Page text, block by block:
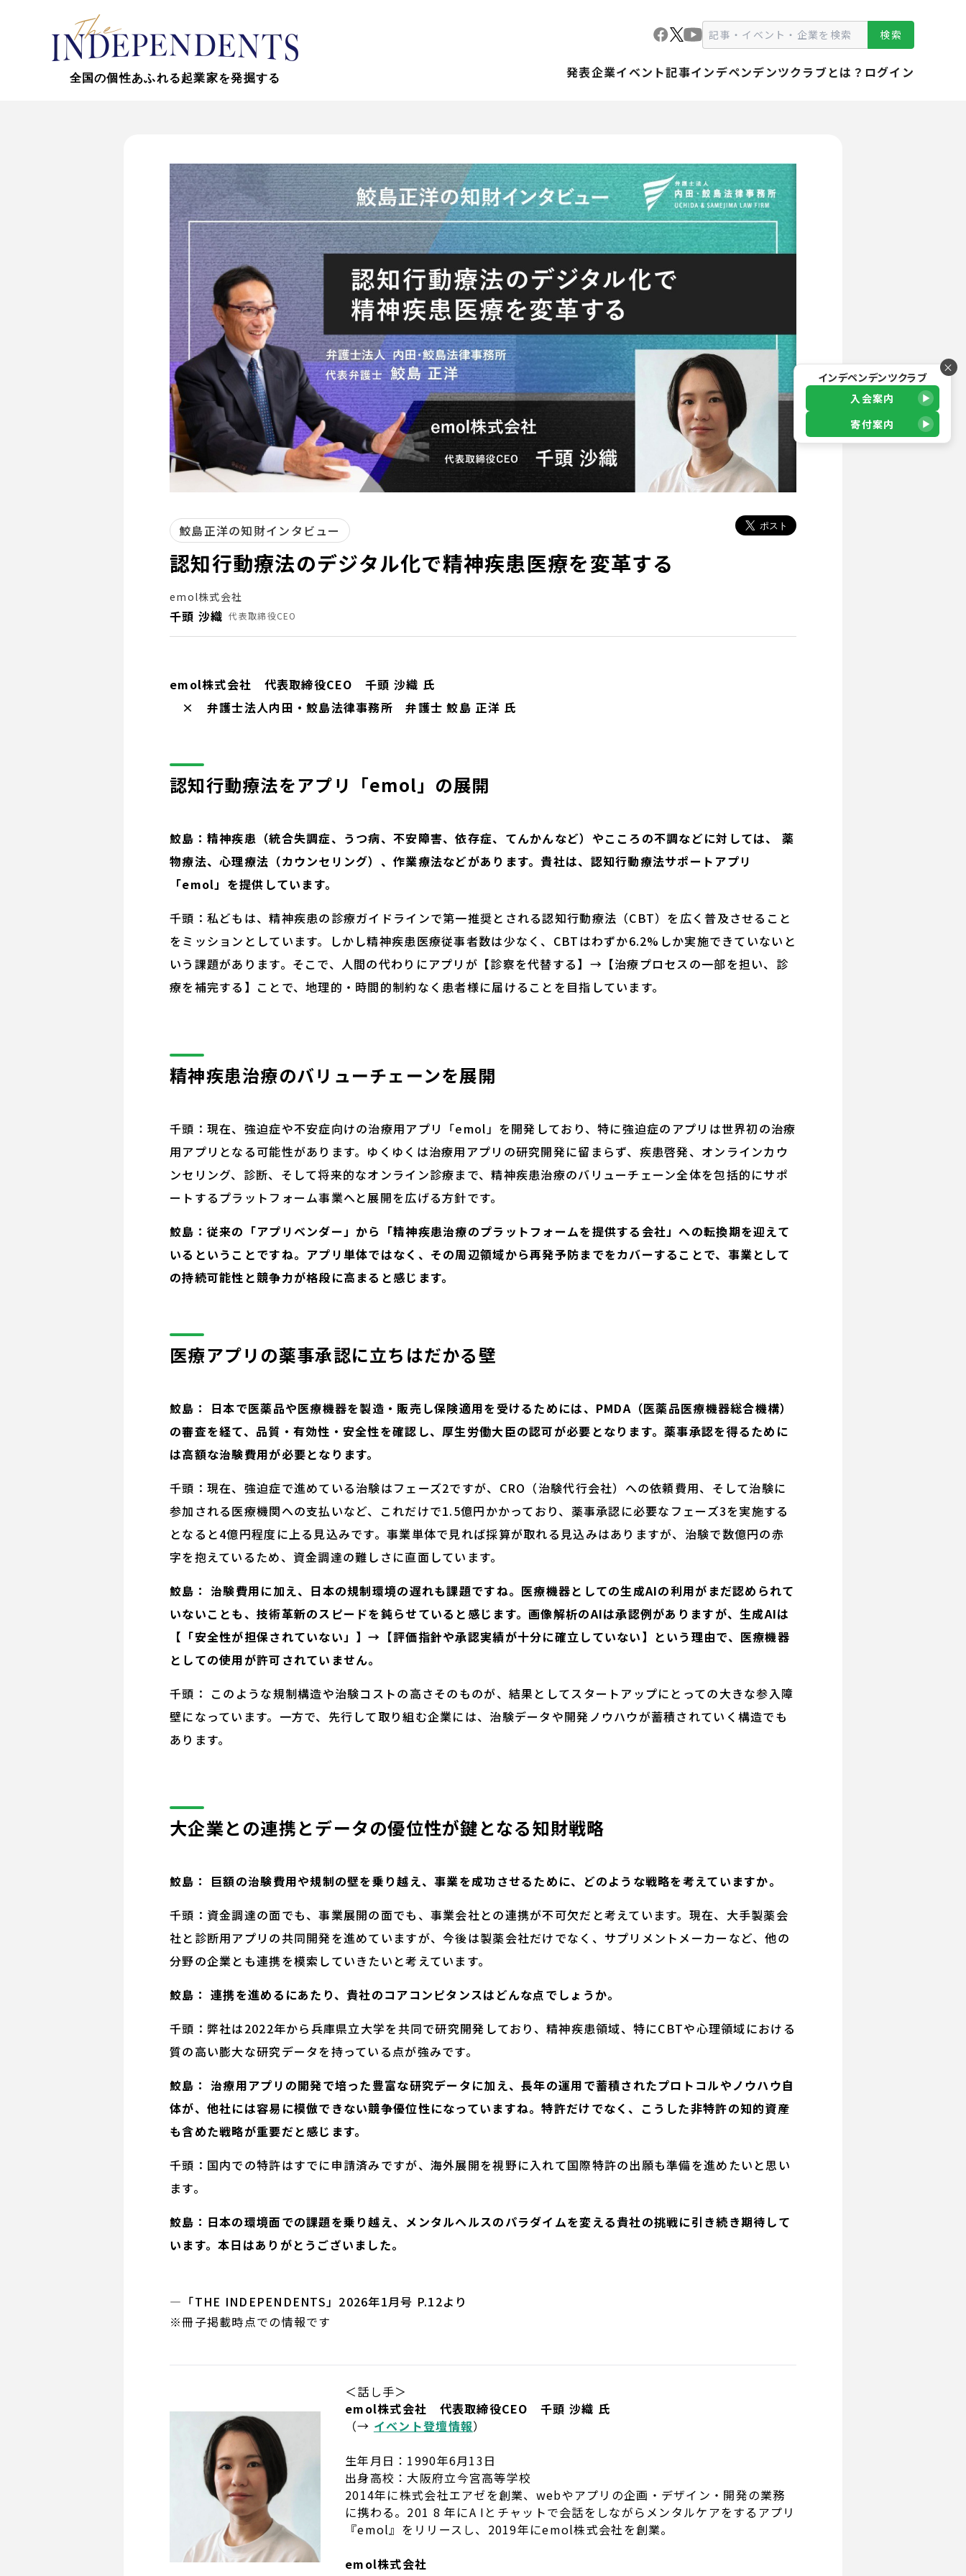
全国の個性あふれる起業家を発掘する
検索
発表企業イベント記事インデペンデンツクラブとは？ ログイン
鮫島正洋の知財インタビュー
認知行動療法のデジタル化で精神疾患医療を変革する
emol株式会社
千頭 沙織 代表取締役CEO
emol株式会社 代表取締役CEO 千頭 沙織 氏
× 弁護士法人内田・鮫島法律事務所 弁護士 鮫島 正洋 氏
認知行動療法をアプリ「emol」の展開
鮫島：精神疾患（統合失調症、うつ病、不安障害、依存症、てんかんなど）やこころの不調などに対しては、 薬
物療法、心理療法（カウンセリング）、作業療法などがあります。貴社は、認知行動療法サポートアプリ
「emol」を提供しています。
千頭：私どもは、精神疾患の診療ガイドラインで第一推奨とされる認知行動療法（CBT）を広く普及させること
をミッションとしています。しかし精神疾患医療従事者数は少なく、CBTはわずか6.2%しか実施できていないと
いう課題があります。そこで、人間の代わりにアプリが【診察を代替する】→【治療プロセスの一部を担い、診
療を補完する】ことで、地理的・時間的制約なく患者様に届けることを目指しています。
精神疾患治療のバリューチェーンを展開
千頭：現在、強迫症や不安症向けの治療用アプリ「emol」を開発しており、特に強迫症のアプリは世界初の治療
用アプリとなる可能性があります。ゆくゆくは治療用アプリの研究開発に留まらず、疾患啓発、オンラインカウ
ンセリング、診断、そして将来的なオンライン診療まで、精神疾患治療のバリューチェーン全体を包括的にサポ
ートするプラットフォーム事業へと展開を広げる方針です。
鮫島：従来の「アプリベンダー」から「精神疾患治療のプラットフォームを提供する会社」への転換期を迎えて
いるということですね。アプリ単体ではなく、その周辺領域から再発予防までをカバーすることで、事業として
の持続可能性と競争力が格段に高まると感じます。
医療アプリの薬事承認に立ちはだかる壁
鮫島： 日本で医薬品や医療機器を製造・販売し保険適用を受けるためには、PMDA（医薬品医療機器総合機構）
の審査を経て、品質・有効性・安全性を確認し、厚生労働大臣の認可が必要となります。薬事承認を得るために
は高額な治験費用が必要となります。
千頭：現在、強迫症で進めている治験はフェーズ2ですが、CRO（治験代行会社）への依頼費用、そして治験に
参加される医療機関への支払いなど、これだけで1.5億円かかっており、薬事承認に必要なフェーズ3を実施する
となると4億円程度に上る見込みです。事業単体で見れば採算が取れる見込みはありますが、治験で数億円の赤
字を抱えているため、資金調達の難しさに直面しています。
鮫島： 治験費用に加え、日本の規制環境の遅れも課題ですね。医療機器としての生成AIの利用がまだ認められて
いないことも、技術革新のスピードを鈍らせていると感じます。画像解析のAIは承認例がありますが、生成AIは
【「安全性が担保されていない」】→【評価指針や承認実績が十分に確立していない】という理由で、医療機器
としての使用が許可されていません。
千頭： このような規制構造や治験コストの高さそのものが、結果としてスタートアップにとっての大きな参入障
壁になっています。一方で、先行して取り組む企業には、治験データや開発ノウハウが蓄積されていく構造でも
あります。
大企業との連携とデータの優位性が鍵となる知財戦略
鮫島： 巨額の治験費用や規制の壁を乗り越え、事業を成功させるために、どのような戦略を考えていますか。
千頭：資金調達の面でも、事業展開の面でも、事業会社との連携が不可欠だと考えています。現在、大手製薬会
社と診断用アプリの共同開発を進めていますが、今後は製薬会社だけでなく、サプリメントメーカーなど、他の
分野の企業とも連携を模索していきたいと考えています。
鮫島： 連携を進めるにあたり、貴社のコアコンピタンスはどんな点でしょうか。
千頭：弊社は2022年から兵庫県立大学を共同で研究開発しており、精神疾患領域、特にCBTや心理領域における
質の高い膨大な研究データを持っている点が強みです。
鮫島： 治療用アプリの開発で培った豊富な研究データに加え、長年の運用で蓄積されたプロトコルやノウハウ自
体が、他社には容易に模倣できない競争優位性になっていますね。特許だけでなく、こうした非特許の知的資産
も含めた戦略が重要だと感じます。
千頭：国内での特許はすでに申請済みですが、海外展開を視野に入れて国際特許の出願も準備を進めたいと思い
ます。
鮫島：日本の環境面での課題を乗り越え、メンタルヘルスのパラダイムを変える貴社の挑戦に引き続き期待して
います。本日はありがとうございました。
―「THE INDEPENDENTS」2026年1月号 P.12より
※冊子掲載時点での情報です
＜話し手＞
emol株式会社 代表取締役CEO 千頭 沙織 氏
（→ イベント登壇情報）
生年月日：1990年6月13日
出身高校：大阪府立今宮高等学校
2014年に株式会社エアゼを創業、webやアプリの企画・デザイン・開発の業務
に携わる。201 8 年にA Iとチャットで会話をしながらメンタルケアをするアプリ
『emol』をリリースし、2019年にemol株式会社を創業。
emol株式会社
×
インデペンデンツクラブ
入会案内
寄付案内